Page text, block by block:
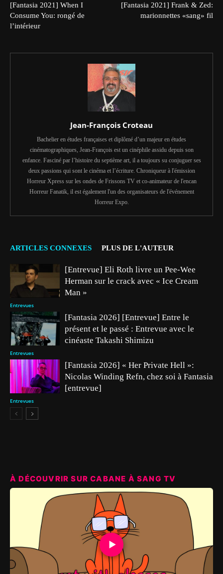
[Fantasia 2021] When I
Consume You: rongé de
l’intérieur
[Fantasia 2021] Frank & Zed:
marionnettes «sang» fil
Jean-François Croteau
Bachelier en études françaises et diplômé d’un majeur en études
cinématographiques, Jean-François est un cinéphile assidu depuis son
enfance. Fasciné par l’histoire du septième art, il a toujours su conjuguer ses
deux passions qui sont le cinéma et l’écriture. Chroniqueur à l'émission
Horreur Xpress sur les ondes de Frissons TV et co-animateur de l'encan
Horreur Fanatik, il est également l'un des organisateurs de l'événement
Horreur Expo.
ARTICLES CONNEXES PLUS DE L'AUTEUR
Entrevues
[Entrevue] Eli Roth livre un Pee-Wee
Herman sur le crack avec « Ice Cream
Man »
Entrevues
[Fantasia 2026] [Entrevue] Entre le
présent et le passé : Entrevue avec le
cinéaste Takashi Shimizu
Entrevues
[Fantasia 2026] « Her Private Hell »:
Nicolas Winding Refn, chez soi à Fantasia
[entrevue]
À DÉCOUVRIR SUR CABANE À SANG TV
▶